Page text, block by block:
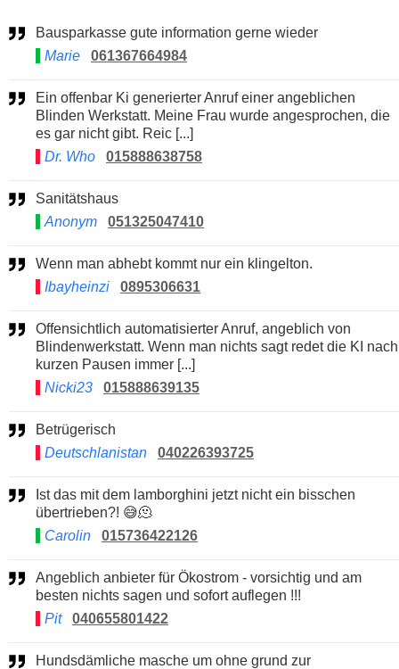
Bausparkasse gute information gerne wieder
Marie
061367664984
Ein offenbar Ki generierter Anruf einer angeblichen
Blinden Werkstatt. Meine Frau wurde angesprochen, die
es gar nicht gibt. Reic [...]
Dr. Who
015888638758
Sanitätshaus
Anonym
051325047410
Wenn man abhebt kommt nur ein klingelton.
Ibayheinzi
0895306631
Offensichtlich automatisierter Anruf, angeblich von
Blindenwerkstatt. Wenn man nichts sagt redet die KI nach
kurzen Pausen immer [...]
Nicki23
015888639135
Betrügerisch
Deutschlanistan
040226393725
übertrieben?! 😅🫠
Carolin
015736422126
Angeblich anbieter für Ökostrom - vorsichtig und am
besten nichts sagen und sofort auflegen !!!
Pit
040655801422
Hundsdämliche masche um ohne grund zur